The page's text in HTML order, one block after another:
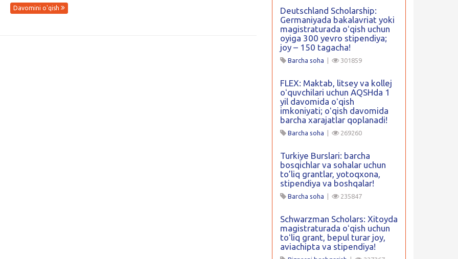
Davomini o'qish
Deutschland Scholarship:
Germaniyada bakalavriat yoki
magistraturada oʻqish uchun
oyiga 300 yevro stipendiya;
joy – 150 tagacha!
Barcha soha 301859
FLEX: Maktab, litsey va kollej
oʻquvchilari uchun AQSHda 1
yil davomida oʻqish
imkoniyati; oʻqish davomida
barcha xarajatlar qoplanadi!
Barcha soha 269260
Turkiye Burslari: barcha
bosqichlar va sohalar uchun
to’liq grantlar, yotoqxona,
stipendiya va boshqalar!
Barcha soha 235847
Schwarzman Scholars: Xitoyda
magistraturada oʻqish uchun
toʻliq grant, bepul turar joy,
aviachipta va stipendiya!